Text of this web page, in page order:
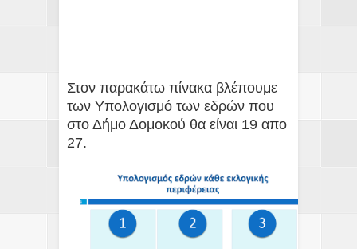
Στον παρακάτω πίνακα βλέπουμε
των Υπολογισμό των εδρών που
στο Δήμο Δομοκού θα είναι 19 απο
27.